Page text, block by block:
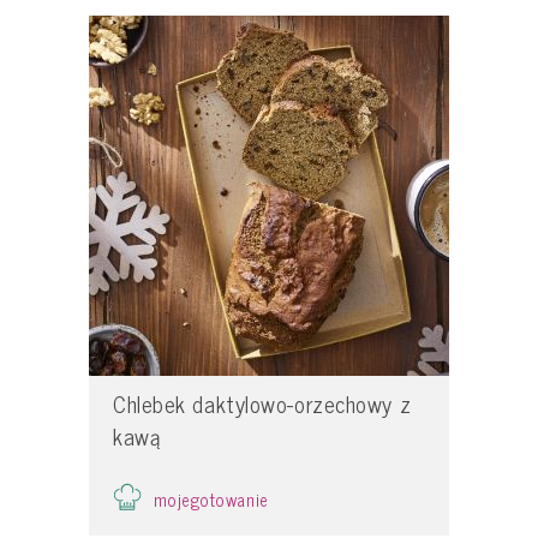
Chlebek daktylowo-orzechowy z
kawą
mojegotowanie